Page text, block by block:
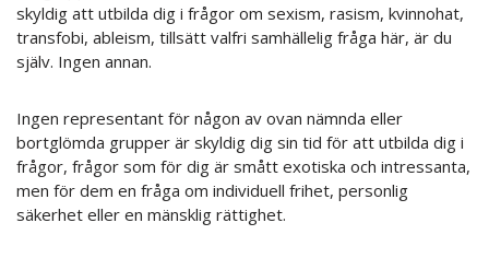
skyldig att utbilda dig i frågor om sexism, rasism, kvinnohat,
transfobi, ableism, tillsätt valfri samhällelig fråga här, är du
själv. Ingen annan.
Ingen representant för någon av ovan nämnda eller
bortglömda grupper är skyldig dig sin tid för att utbilda dig i
frågor, frågor som för dig är smått exotiska och intressanta,
men för dem en fråga om individuell frihet, personlig
säkerhet eller en mänsklig rättighet.